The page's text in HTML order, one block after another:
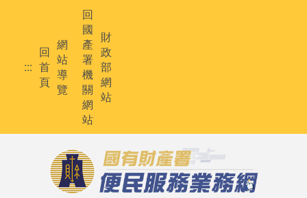
:::
回
首
頁
網
站
導
覽
回
國
產
署
機
關
網
站
財
政
部
網
站